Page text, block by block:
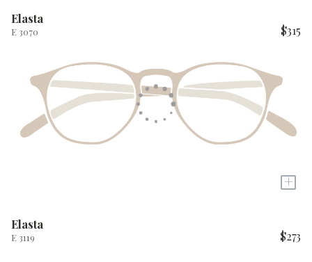
Elasta
E 3070 $315
+
Elasta
E 3119 $273